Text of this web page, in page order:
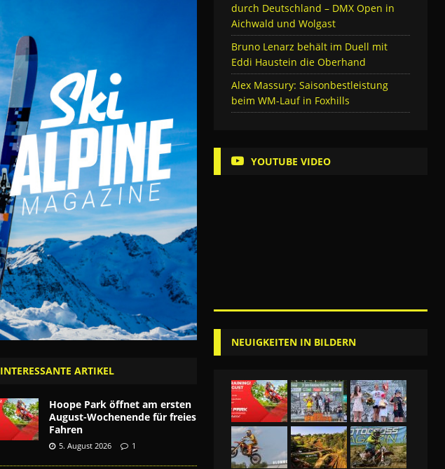
INTERESSANTE ARTIKEL
Hoope Park öffnet am ersten
August-Wochenende für freies
Fahren
5. August 2026 1
durch Deutschland – DMX Open in
Aichwald und Wolgast
Bruno Lenarz behält im Duell mit
Eddi Haustein die Oberhand
Alex Massury: Saisonbestleistung
beim WM-Lauf in Foxhills
YOUTUBE VIDEO
NEUIGKEITEN IN BILDERN